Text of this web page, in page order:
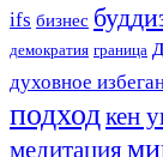
ifs бизнес
демократия граница
духовное
подходкен
медитация